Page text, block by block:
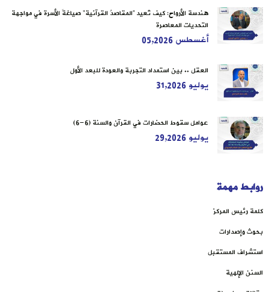
هندسة الأرواح: كيف تُعيد “المقاصدُ القرآنية” صياغةَ الأسرة في مواجهة
التحديات المعاصرة
أغسطس 05,2026
العقل .. بين استمداد التجربة والعودة للبعد الأول
يوليو 31,2026
عوامل سقوط الحضارات في القرآن والسنة (6-6)
يوليو 29,2026
روابط مهمة
كلمة رئيس المركز
بحوث وإصدارات
استشراف المستقبل
السنن الإلهية